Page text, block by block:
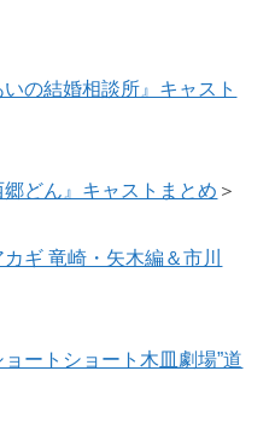
の結婚相談所』キャスト
どん』キャストまとめ ＞
ギ 竜崎・矢木編＆市川
ートショート木皿劇場”道